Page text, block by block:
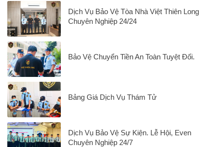
Dịch Vụ Bảo Vệ Tòa Nhà Việt Thiên Long
Chuyên Nghiệp 24/24
Bảo Vệ Chuyển Tiền An Toàn Tuyệt Đối.
Bảng Giá Dịch Vụ Thám Tử
Dịch Vụ Bảo Vệ Sự Kiện. Lễ Hội, Even
Chuyên Nghiệp 24/7